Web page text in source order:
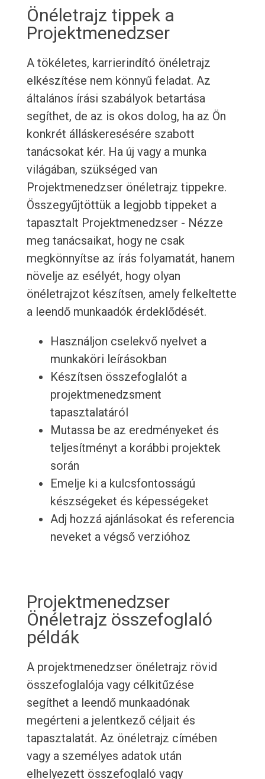
Önéletrajz tippek a
Projektmenedzser
A tökéletes, karrierindító önéletrajz
elkészítése nem könnyű feladat. Az
általános írási szabályok betartása
segíthet, de az is okos dolog, ha az Ön
konkrét álláskeresésére szabott
tanácsokat kér. Ha új vagy a munka
világában, szükséged van
Projektmenedzser önéletrajz tippekre.
Összegyűjtöttük a legjobb tippeket a
tapasztalt Projektmenedzser - Nézze
meg tanácsaikat, hogy ne csak
megkönnyítse az írás folyamatát, hanem
növelje az esélyét, hogy olyan
önéletrajzot készítsen, amely felkeltette
a leendő munkaadók érdeklődését.
Használjon cselekvő nyelvet a
munkaköri leírásokban
Készítsen összefoglalót a
projektmenedzsment
tapasztalatáról
Mutassa be az eredményeket és
teljesítményt a korábbi projektek
során
Emelje ki a kulcsfontosságú
készségeket és képességeket
Adj hozzá ajánlásokat és referencia
neveket a végső verzióhoz
Projektmenedzser
Önéletrajz összefoglaló
példák
A projektmenedzser önéletrajz rövid
összefoglalója vagy célkitűzése
segíthet a leendő munkaadónak
megérteni a jelentkező céljait és
tapasztalatát. Az önéletrajz címében
vagy a személyes adatok után
elhelyezett összefoglaló vagy